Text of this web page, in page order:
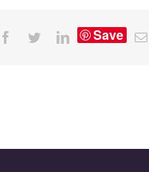
Facebook
TwitterLinkedIn
Save